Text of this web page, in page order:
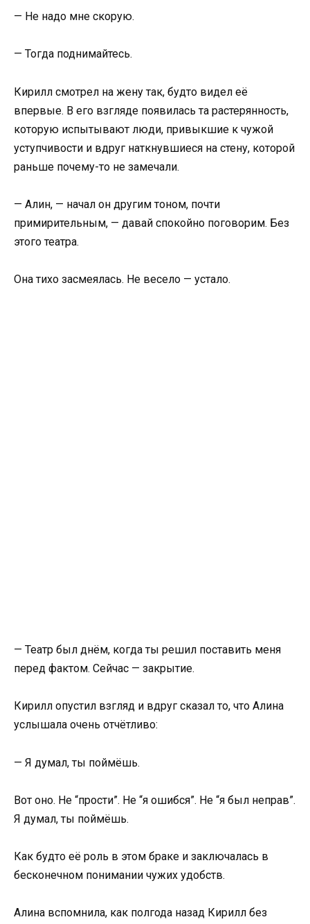
— Не надо мне скорую.
— Тогда поднимайтесь.
Кирилл смотрел на жену так, будто видел её
впервые. В его взгляде появилась та растерянность,
которую испытывают люди, привыкшие к чужой
уступчивости и вдруг наткнувшиеся на стену, которой
раньше почему-то не замечали.
— Алин, — начал он другим тоном, почти
примирительным, — давай спокойно поговорим. Без
этого театра.
Она тихо засмеялась. Не весело — устало.
— Театр был днём, когда ты решил поставить меня
перед фактом. Сейчас — закрытие.
Кирилл опустил взгляд и вдруг сказал то, что Алина
услышала очень отчётливо:
— Я думал, ты поймёшь.
Вот оно. Не “прости”. Не “я ошибся”. Не “я был неправ”.
Я думал, ты поймёшь.
Как будто её роль в этом браке и заключалась в
бесконечном понимании чужих удобств.
Алина вспомнила, как полгода назад Кирилл без